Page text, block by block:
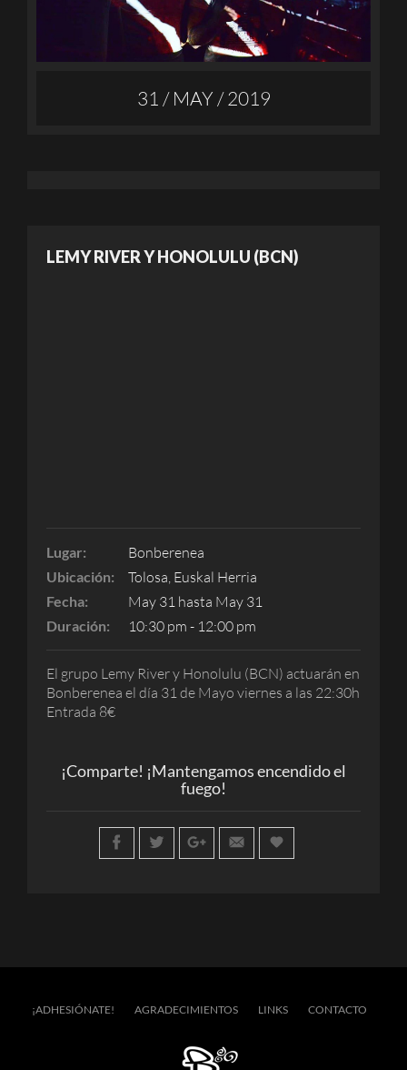
31 / MAY / 2019
LEMY RIVER Y HONOLULU (BCN)
Lugar: Bonberenea
Ubicación: Tolosa, Euskal Herria
Fecha: May 31 hasta May 31
Duración: 10:30 pm - 12:00 pm
El grupo Lemy River y Honolulu (BCN) actuarán en
Bonberenea el día 31 de Mayo viernes a las 22:30h
Entrada 8€
¡Comparte! ¡Mantengamos encendido el
fuego!
¡ADHESIÓNATE! AGRADECIMIENTOS LINKS CONTACTO